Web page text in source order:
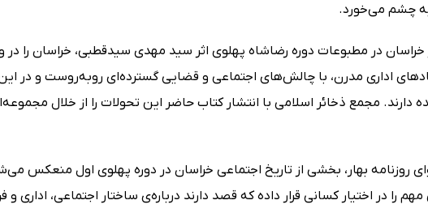
چشم می‌خورد.
خراسان در مطبوعات دوره رضاشاه پهلوی اثر سید مهدی سیدقطبی، خراسان را
اداری مدرن، با چالش‌های اجتماعی و قضایی گسترده‌ای روبه‌روست و در
دارند. مجمع ذخائر اسلامی با انتشار کتاب حاضر این تحولات را از خلال
روزنامه بهار، بخشی از تاریخ اجتماعی خراسان در دوره پهلوی اول منعکس
مهم را در اختیار کسانی قرار داده که قصد دارند درباره‌ی ساختار اجتماعی، اداری